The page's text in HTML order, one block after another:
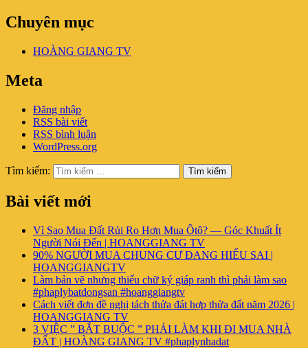
Chuyên mục
HOÀNG GIANG TV
Meta
Đăng nhập
RSS bài viết
RSS bình luận
WordPress.org
Tìm kiếm: Tìm kiếm
Bài viết mới
Vì Sao Mua Đất Rủi Ro Hơn Mua Ôtô? — Góc Khuất Ít
Người Nói Đến | HOANGGIANG TV
90% NGƯỜI MUA CHUNG CƯ ĐANG HIỂU SAI |
HOANGGIANGTV
Làm bản vẽ nhưng thiếu chữ ký giáp ranh thì phải làm sao
#phaplybatdongsan #hoanggiangtv
Cách viết đơn đề nghị tách thửa đát hợp thửa đất năm 2026 |
HOANGGIANG TV
3 VIỆC ” BẮT BUỘC ” PHẢI LÀM KHI ĐI MUA NHÀ
ĐẤT | HOÀNG GIANG TV #phaplynhadat